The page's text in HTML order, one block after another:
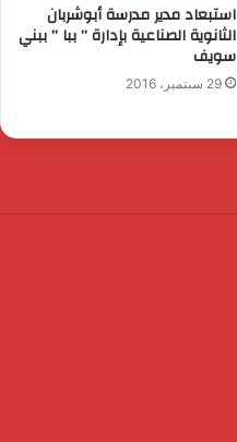
استبعاد مدير مدرسة أبوشربان
الثانوية الصناعية بإدارة ” ببا ” ببني
سويف
29 سبتمبر، 2016